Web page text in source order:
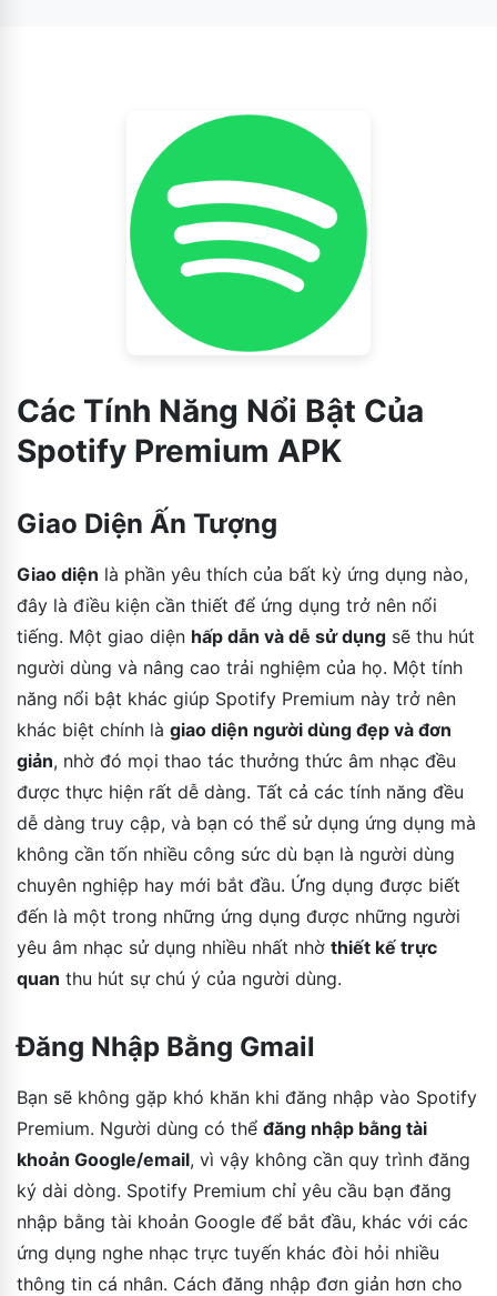
Các Tính Năng Nổi Bật Của
Spotify Premium APK
Giao Diện Ấn Tượng
Giao diện là phần yêu thích của bất kỳ ứng dụng nào,
đây là điều kiện cần thiết để ứng dụng trở nên nổi
tiếng. Một giao diện hấp dẫn và dễ sử dụng sẽ thu hút
người dùng và nâng cao trải nghiệm của họ. Một tính
năng nổi bật khác giúp Spotify Premium này trở nên
khác biệt chính là giao diện người dùng đẹp và đơn
giản, nhờ đó mọi thao tác thưởng thức âm nhạc đều
được thực hiện rất dễ dàng. Tất cả các tính năng đều
dễ dàng truy cập, và bạn có thể sử dụng ứng dụng mà
không cần tốn nhiều công sức dù bạn là người dùng
chuyên nghiệp hay mới bắt đầu. Ứng dụng được biết
đến là một trong những ứng dụng được những người
yêu âm nhạc sử dụng nhiều nhất nhờ thiết kế trực
quan thu hút sự chú ý của người dùng.
Đăng Nhập Bằng Gmail
Bạn sẽ không gặp khó khăn khi đăng nhập vào Spotify
Premium. Người dùng có thể đăng nhập bằng tài
khoản Google/email, vì vậy không cần quy trình đăng
ký dài dòng. Spotify Premium chỉ yêu cầu bạn đăng
nhập bằng tài khoản Google để bắt đầu, khác với các
ứng dụng nghe nhạc trực tuyến khác đòi hỏi nhiều
thông tin cá nhân. Cách đăng nhập đơn giản hơn cho